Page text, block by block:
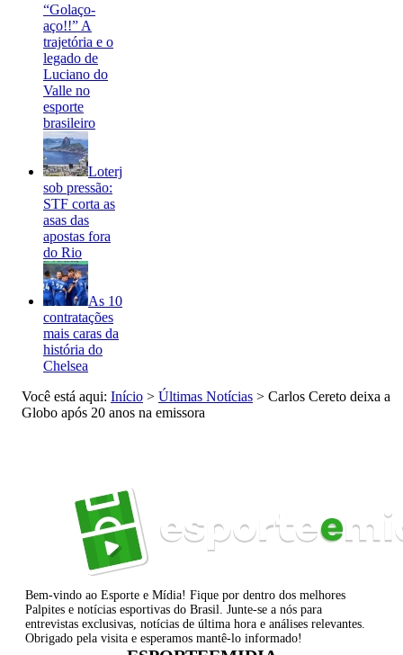
“Golaço-
aço!!” A
trajetória e o
legado de
Luciano do
Valle no
esporte
brasileiro
Loterj
sob pressão:
STF corta as
asas das
apostas fora
do Rio
As 10
contratações
mais caras da
história do
Chelsea
Você está aqui: Início > Últimas Notícias > Carlos Cereto deixa a
Globo após 20 anos na emissora
Bem-vindo ao Esporte e Mídia! Fique por dentro dos melhores
Palpites e notícias esportivas do Brasil. Junte-se a nós para
entrevistas exclusivas, notícias de última hora e análises relevantes.
Obrigado pela visita e esperamos mantê-lo informado!